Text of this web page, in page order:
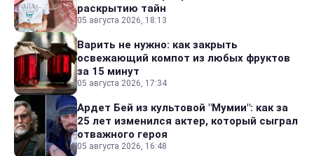
раскрытию тайн
05 августа 2026, 18:13
Варить не нужно: как закрыть
освежающий компот из любых фруктов
за 15 минут
05 августа 2026, 17:34
Ардет Бей из культовой "Мумии": как за
25 лет изменился актер, который сыграл
отважного героя
05 августа 2026, 16:48